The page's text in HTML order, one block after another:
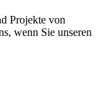
Projekte von
wenn Sie unseren